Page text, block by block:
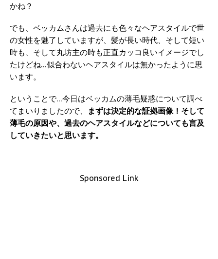
かね？
でも、ベッカムさんは過去にも色々なヘアスタイルで世
の女性を魅了していますが、髪が長い時代、そして短い
時も、そして丸坊主の時も正直カッコ良いイメージでし
たけどね…似合わないヘアスタイルは無かったように思
います。
ということで…今日はベッカムの薄毛疑惑について調べ
てまいりましたので、
まずは決定的な証拠画像！そして
薄毛の原因や、過去のヘアスタイルなどについても言及
していきたいと思います。
Sponsored Link